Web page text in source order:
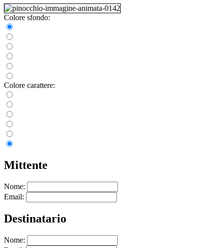
Colore sfondo:
Colore carattere:
Mittente
Nome:
Email:
Destinatario
Nome: